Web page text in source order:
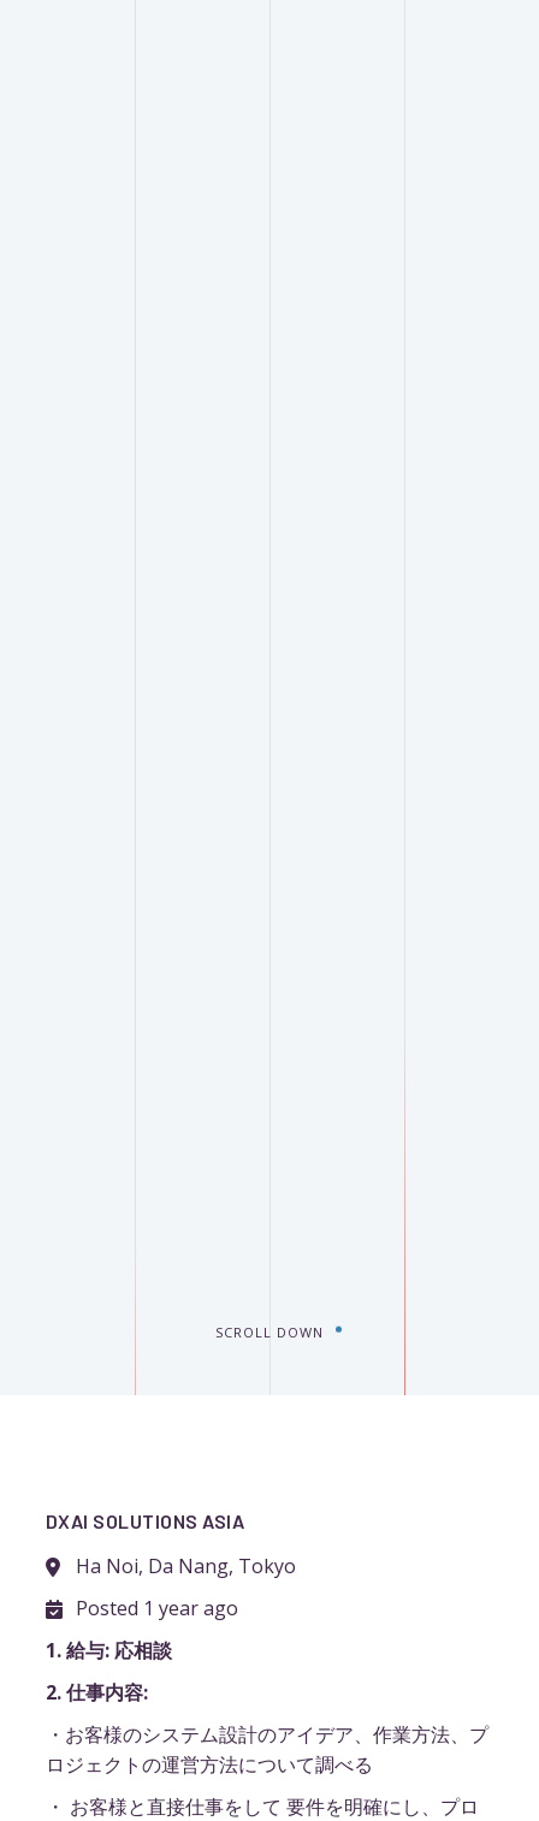
SCROLL DOWN
DXAI SOLUTIONS ASIA
Ha Noi, Da Nang, Tokyo
Posted 1 year ago
1. 給与: 応相談
2. 仕事内容:
・お客様のシステム設計のアイデア、作業方法、プ
ロジェクトの運営方法について調べる
・ お客様と直接仕事をして 要件を明確にし、プロ